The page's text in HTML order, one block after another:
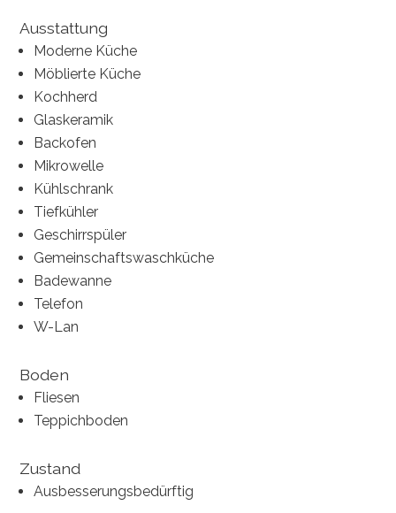
Ausstattung
Moderne Küche
Möblierte Küche
Kochherd
Glaskeramik
Backofen
Mikrowelle
Kühlschrank
Tiefkühler
Geschirrspüler
Gemeinschaftswaschküche
Badewanne
Telefon
W-Lan
Boden
Fliesen
Teppichboden
Zustand
Ausbesserungsbedürftig